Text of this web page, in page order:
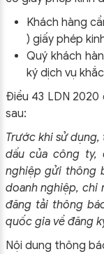
Khách hàng
) giấy phép
Quý khách
ký dịch vụ
Điều 43 LDN
sau:
Trước khi sử
dấu của công ty,
nghiệp gửi thông
doanh nghiệp, chi
đăng tải thông
quốc gia về đăng
Nội dung thông